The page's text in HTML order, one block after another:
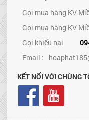
Gọi mua hàng KV
Gọi mua hàng KV
Gọi khiếu nại
Email :
KẾT NỐI VỚI CHÚNG